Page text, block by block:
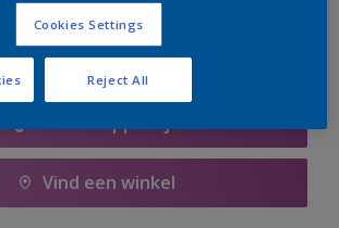
Vind een winkel
Cookies Settings
Reject All